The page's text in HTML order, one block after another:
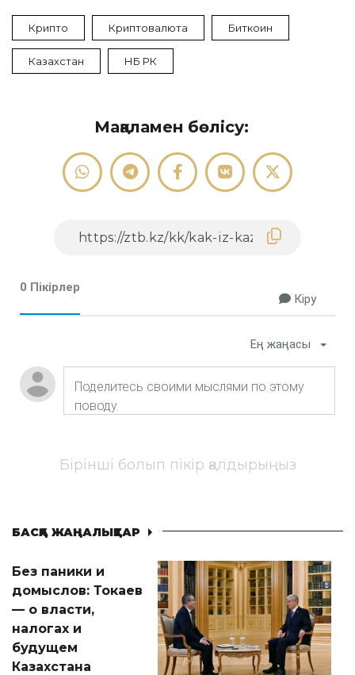
Крипто Криптовалюта Биткоин
Казахстан НБ РК
Мақаламен бөлісу:
0 Пікірлер
Кіру
Ең жаңасы
Бірінші болып пікір қалдырыңыз
БАСҚА ЖАҢАЛЫҚТАР
Без паники и
домыслов: Токаев
— о власти,
налогах и
будущем
Казахстана